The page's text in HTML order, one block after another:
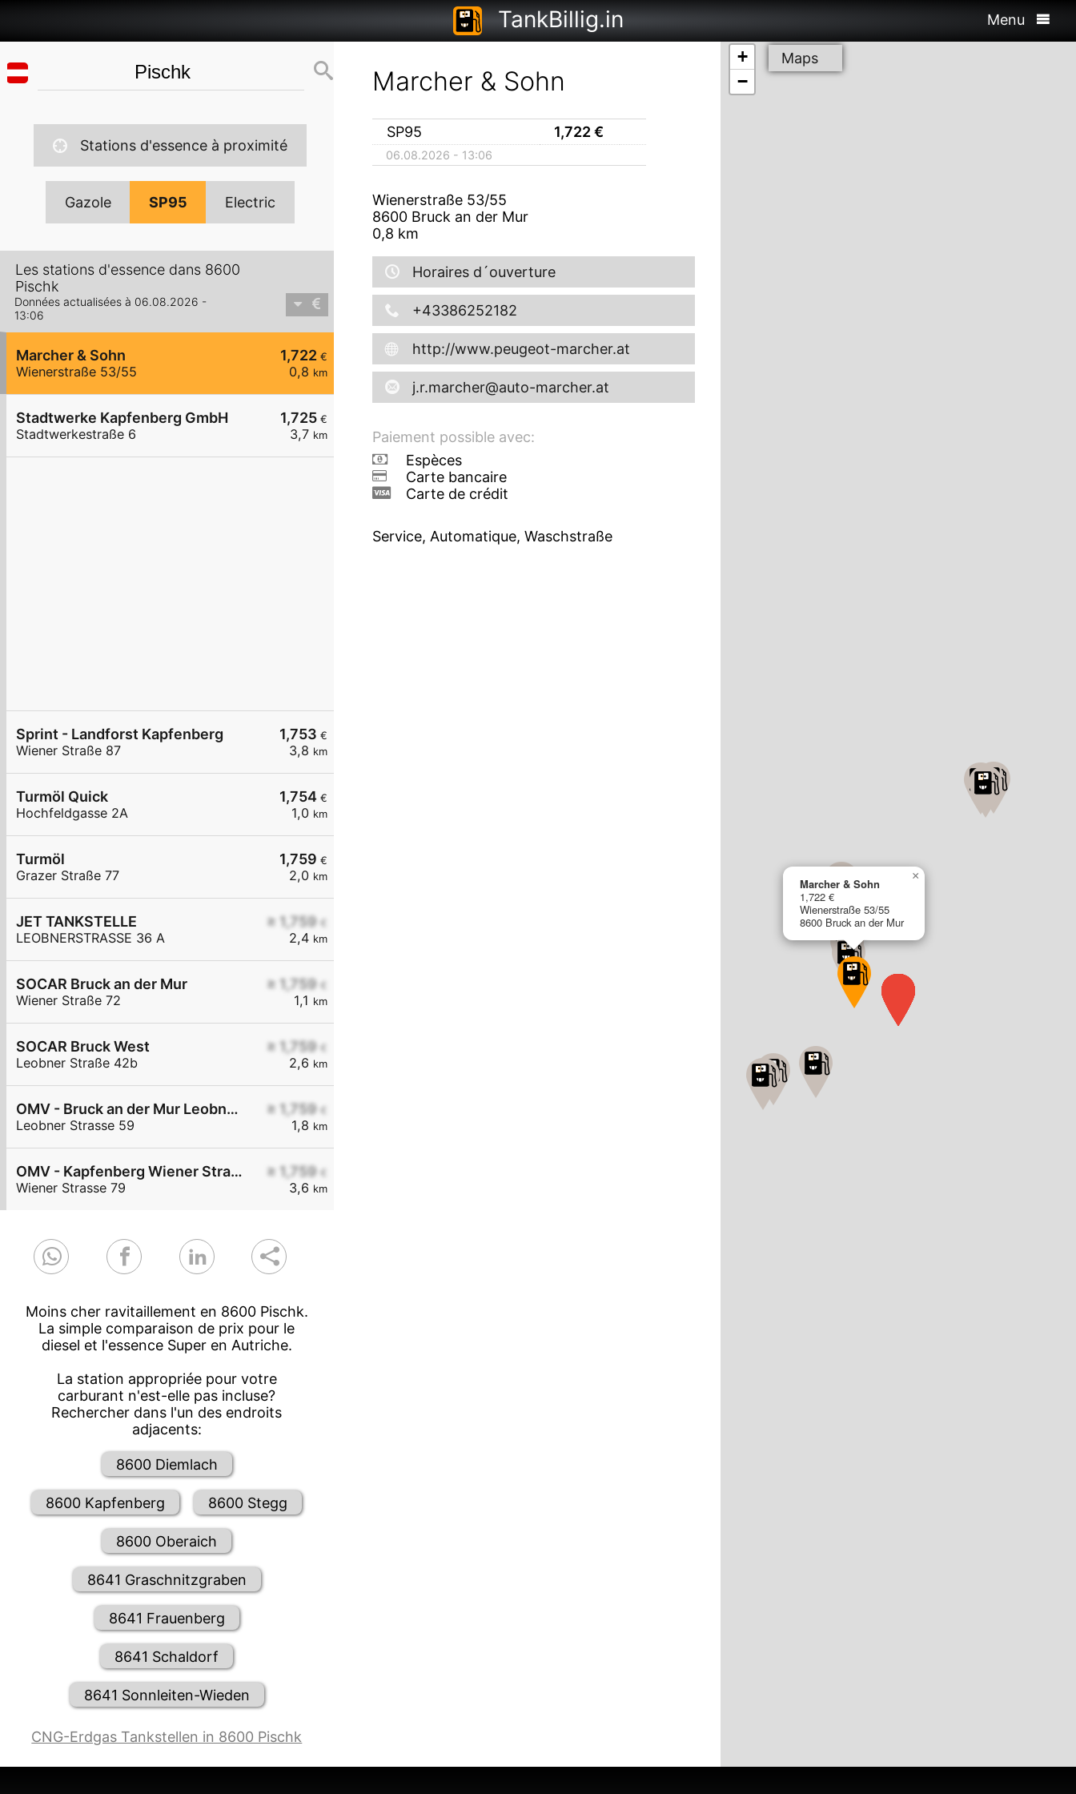
TankBillig.in Menu
Stations d'essence à proximité
Gazole SP95 Electric
Les stations d'essence dans 8600
Pischk
Données actualisées à 06.08.2026 -
13:06
1,722 €
0,8 km
Marcher & Sohn
Wienerstraße 53/55
1,725 €
3,7 km
Stadtwerke Kapfenberg GmbH
Stadtwerkestraße 6
1,753 €
3,8 km
Sprint - Landforst Kapfenberg
Wiener Straße 87
1,754 €
1,0 km
Turmöl Quick
Hochfeldgasse 2A
1,759 €
2,0 km
Turmöl
Grazer Straße 77
≥ 1,759 €
2,4 km
JET TANKSTELLE
LEOBNERSTRASSE 36 A
≥ 1,759 €
1,1 km
SOCAR Bruck an der Mur
Wiener Straße 72
≥ 1,759 €
2,6 km
SOCAR Bruck West
Leobner Straße 42b
≥ 1,759 €
1,8 km
OMV - Bruck an der Mur Leobner Straße 59
Leobner Strasse 59
≥ 1,759 €
3,6 km
OMV - Kapfenberg Wiener Straße 79
Wiener Strasse 79
Moins cher ravitaillement en 8600 Pischk.
La simple comparaison de prix pour le
diesel et l'essence Super en Autriche.
La station appropriée pour votre
carburant n'est-elle pas incluse?
Rechercher dans l'un des endroits
adjacents:
8600 Diemlach
8600 Kapfenberg 8600 Stegg
8600 Oberaich
8641 Graschnitzgraben
8641 Frauenberg
8641 Schaldorf
8641 Sonnleiten-Wieden
CNG-Erdgas Tankstellen in 8600 Pischk
Marcher & Sohn
SP95 1,722€
06.08.2026 - 13:06
Wienerstraße 53/55
8600 Bruck an der Mur
0,8 km
Horaires d´ouverture
+43386252182
http://www.peugeot-marcher.at
j.r.marcher@auto-marcher.at
Paiement possible avec:
Espèces
Carte bancaire
Carte de crédit
Service, Automatique, Waschstraße
Marcher & Sohn
1,722 €
Wienerstraße 53/55
8600 Bruck an der Mur
×
+
−
Maps